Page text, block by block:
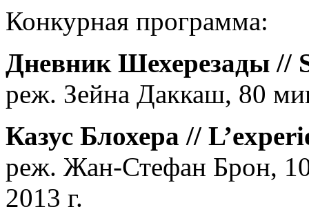
Конкурная программа:
Дневник Шехерезады //
реж. Зейна Даккаш, 80
Казус Блохера //
реж. Жан-Стефан Брон,
2013 г.